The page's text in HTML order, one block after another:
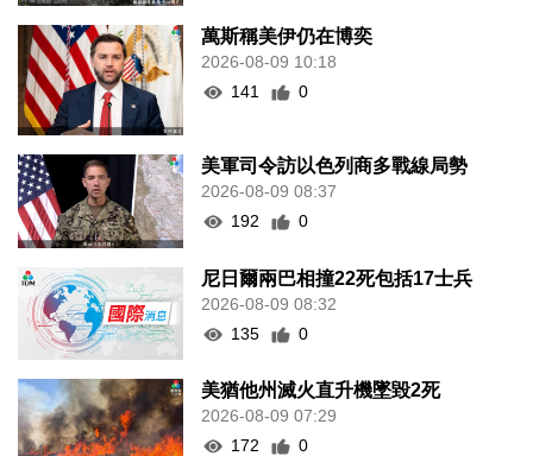
萬斯稱美伊仍在博奕
2026-08-09 10:18
141
0
美軍司令訪以色列商多戰線局勢
2026-08-09 08:37
192
0
尼日爾兩巴相撞22死包括17士兵
2026-08-09 08:32
135
0
美猶他州滅火直升機墜毀2死
2026-08-09 07:29
172
0